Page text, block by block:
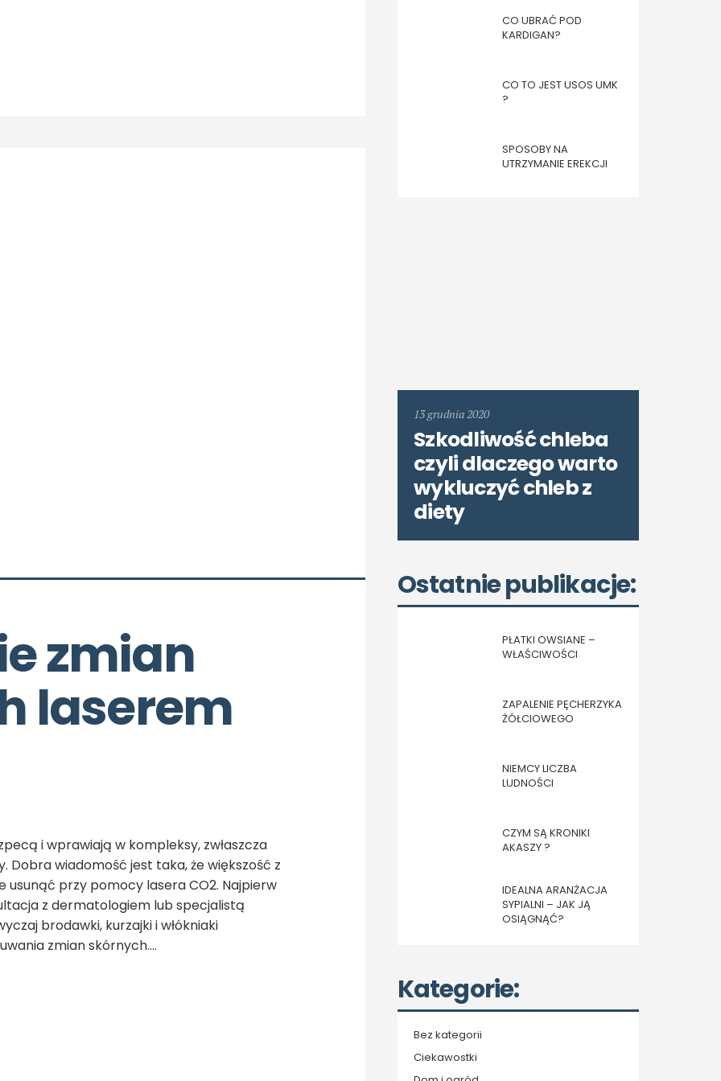
zmian
laserem
i wprawiają w kompleksy, zwłaszcza
Dobra wiadomość jest taka, że większość z
usunąć przy pomocy lasera CO2. Najpierw
z dermatologiem lub specjalistą
brodawki, kurzajki i włókniaki
zmian skórnych.…
CO UBRAĆ POD
KARDIGAN?
CO TO JEST USOS UMK
?
SPOSOBY NA
UTRZYMANIE EREKCJI
13 grudnia 2020
Szkodliwość chleba
czyli dlaczego warto
wykluczyć chleb z
diety
Ostatnie publikacje:
PŁATKI OWSIANE –
WŁAŚCIWOŚCI
ZAPALENIE PĘCHERZYKA
ŻÓŁCIOWEGO
NIEMCY LICZBA
LUDNOŚCI
CZYM SĄ KRONIKI
AKASZY ?
IDEALNA ARANŻACJA
SYPIALNI – JAK JĄ
OSIĄGNĄĆ?
Kategorie:
Bez kategorii
Ciekawostki